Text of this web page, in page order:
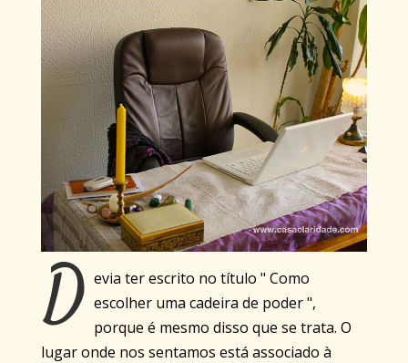
D evia ter escrito no título " Como
escolher uma cadeira de poder ",
porque é mesmo disso que se trata. O
lugar onde nos sentamos está associado à